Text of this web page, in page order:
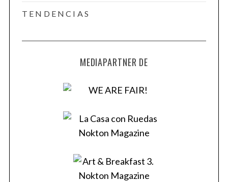
TENDENCIAS
MEDIAPARTNER DE